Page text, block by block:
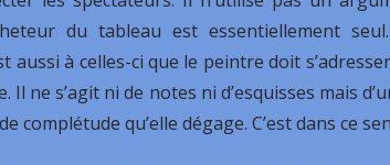
du tableau est essentiellement
aussi à celles-ci que le peintre doit
Il ne s’agit ni de notes ni d’esquisses mais
complétude qu’elle dégage. C’est dans ce